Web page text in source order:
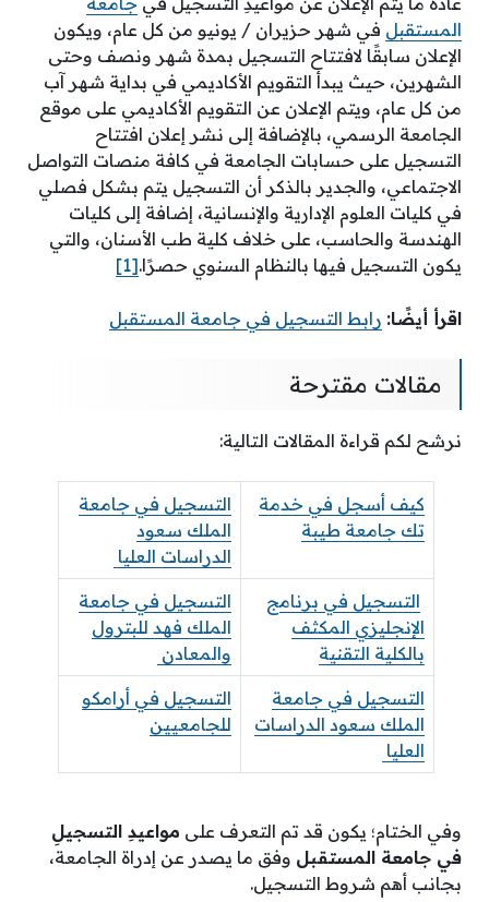
المستقبل في شهر حزيران / يونيو من كل عام، ويكون
الإعلان سابقًا لافتتاح التسجيل بمدة شهر ونصف وحتى
الشهرين، حيث يبدأ التقويم الأكاديمي في بداية شهر آب
من كل عام، ويتم الإعلان عن التقويم الأكاديمي على موقع
الجامعة الرسمي، بالإضافة إلى نشر إعلان افتتاح
التسجيل على حسابات الجامعة في كافة منصات التواصل
الاجتماعي، والجدير بالذكر أن التسجيل يتم بشكل فصلي
في كليات العلوم الإدارية والإنسانية، إضافة إلى كليات
الهندسة والحاسب، على خلاف كلية طب الأسنان، والتي
يكون التسجيل فيها بالنظام السنوي حصرًا.[1]
اقرأ أيضًا: رابط التسجيل في جامعة المستقبل
مقالات مقترحة
نرشح لكم قراءة المقالات التالية:
كيف أسجل في خدمة
تك جامعة طيبة
التسجيل في جامعة
الملك سعود
الدراسات العليا
التسجيل في برنامج
الإنجليزي المكثف
بالكلية التقنية
التسجيل في جامعة
الملك فهد للبترول
والمعادن
التسجيل في جامعة
الملك سعود الدراسات
العليا
التسجيل في أرامكو
للجامعيين
وفي الختام؛ يكون قد تم التعرف على مواعيدِ التسجيلِ
في جامعة المستقبل وفق ما يصدر عن إدراة الجامعة،
بجانب أهم شروط التسجيل.